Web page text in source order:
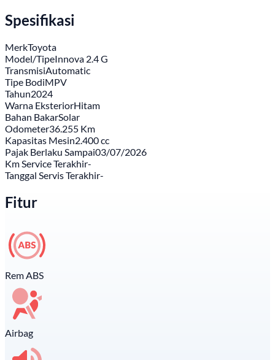
Spesifikasi
MerkToyota
Model/TipeInnova 2.4 G
TransmisiAutomatic
Tipe BodiMPV
Tahun2024
Warna EksteriorHitam
Bahan BakarSolar
Odometer36.255 Km
Kapasitas Mesin2.400 cc
Pajak Berlaku Sampai03/07/2026
Km Service Terakhir-
Tanggal Servis Terakhir-
Fitur
Rem ABS
Airbag